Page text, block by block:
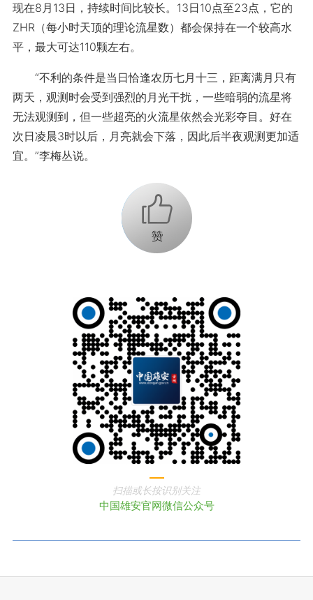
现在8月13日，持续时间比较长。13日10点至23点，它的
ZHR（每小时天顶的理论流星数）都会保持在一个较高水
平，最大可达110颗左右。
“不利的条件是当日恰逢农历七月十三，距离满月只有
两天，观测时会受到强烈的月光干扰，一些暗弱的流星将
无法观测到，但一些超亮的火流星依然会光彩夺目。好在
次日凌晨3时以后，月亮就会下落，因此后半夜观测更加适
宜。”李梅丛说。
+1
扫描或长按识别关注
中国雄安官网微信公众号